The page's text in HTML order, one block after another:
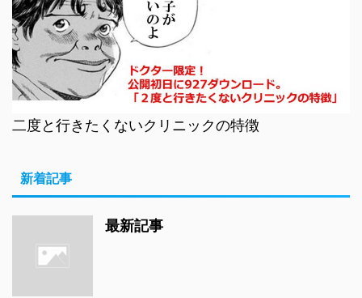
二度と行きたくないクリニックの特徴
新着記事
最新記事